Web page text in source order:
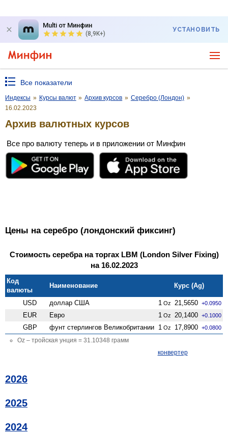
Multi от Минфин
(8,9K+)
УСТАНОВИТЬ
Все показатели
Индексы » Курсы валют » Архив курсов » Серебро (Лондон) »
16.02.2023
Архив валютных курсов
Все про валюту теперь и в приложении от Минфин
Цены на серебро (лондонский фиксинг)
Стоимость серебра на торгах LBM (London Silver Fixing)
на 16.02.2023
Код
валюты
Наименование Курс (Ag)
USD доллар США 1 Oz 21,5650 +0.0950
EUR Евро 1 Oz 20,1400 +0.1000
GBP фунт стерлингов Велико­британии 1 Oz 17,8900 +0.0800
Oz – тройская унция = 31.10348 грамм
конвертер
2026
2025
2024